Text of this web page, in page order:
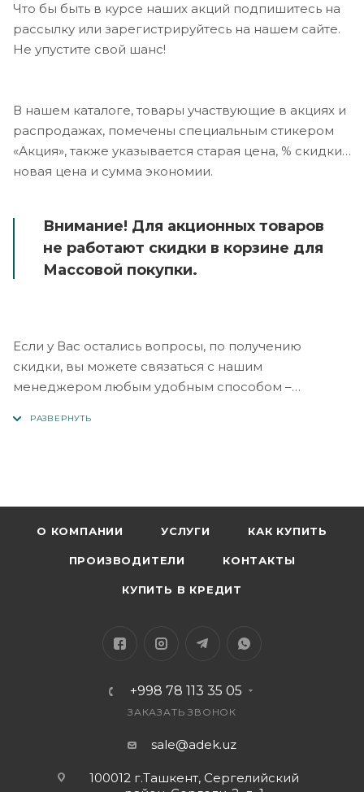
Что бы быть в курсе наших акций подпишитесь на
рассылку или зарегистрируйтесь на нашем сайте.
Не упустите свой шанс!
В нашем каталоге, товары участвующие в акциях и
распродажах, помечены специальным стикером
«Акция», также указывается старая цена, % скидки,
новая цена и сумма экономии.
Внимание! Для акционных товаров
не работают скидки в корзине для
Массовой покупки.
Если у Вас остались вопросы, по получению
скидки, вы можете связаться с нашим
менеджером любым удобным способом –
О КОМПАНИИ УСЛУГИ КАК КУПИТЬ
ПРОИЗВОДИТЕЛИ КОНТАКТЫ
КУПИТЬ В КРЕДИТ
+998 78 113 35 05
ЗАКАЗАТЬ ЗВОНОК
sale@adek.uz
100012 г.Ташкент, Сергелийский